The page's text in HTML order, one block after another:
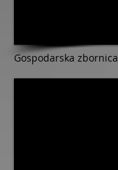
Gospodarska zbornica